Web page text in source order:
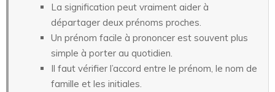
La signification peut vraiment aider à
départager deux prénoms proches.
Un prénom facile à prononcer est souvent plus
simple à porter au quotidien.
Il faut vérifier l’accord entre le prénom, le nom de
famille et les initiales.